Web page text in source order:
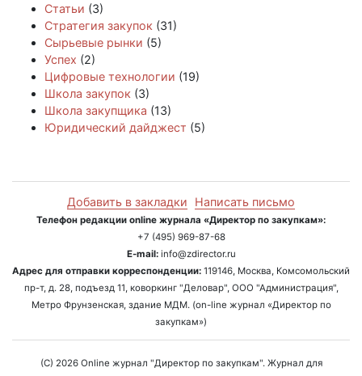
Статьи (3)
Стратегия закупок (31)
Сырьевые рынки (5)
Успех (2)
Цифровые технологии (19)
Школа закупок (3)
Школа закупщика (13)
Юридический дайджест (5)
Добавить в закладки Написать письмо
Телефон редакции online журнала «Директор по закупкам»:
+7 (495) 969-87-68
E-mail:info@zdirector.ru
Адрес для отправки корреспонденции: 119146, Москва, Комсомольский
пр-т, д. 28, подъезд 11, коворкинг "Деловар", ООО "Администрация",
Метро Фрунзенская, здание МДМ. (on-line журнал «Директор по
закупкам»)
(C) 2026 Online журнал "Директор по закупкам". Журнал для